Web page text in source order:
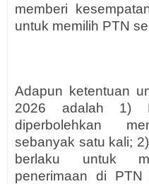
memberi
untuk memilih PTN
Adapun ketentuan
2026 adalah 1)
diperbolehkan
sebanyak satu kali;
berlaku untuk
penerimaan di